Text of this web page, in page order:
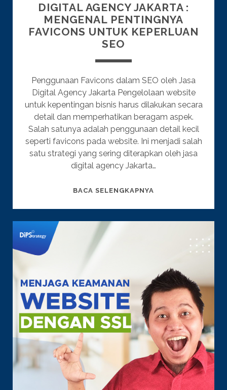
DIGITAL AGENCY JAKARTA :
MENGENAL PENTINGNYA
FAVICONS UNTUK KEPERLUAN
SEO
Penggunaan Favicons dalam SEO oleh Jasa
Digital Agency Jakarta Pengelolaan website
untuk kepentingan bisnis harus dilakukan secara
detail dan memperhatikan beragam aspek.
Salah satunya adalah penggunaan detail kecil
seperti favicons pada website. Ini menjadi salah
satu strategi yang sering diterapkan oleh jasa
digital agency Jakarta…
BACA SELENGKAPNYA
MENGENAL
PENTINGNYA
UNTUK
KEPERLUAN
SEO